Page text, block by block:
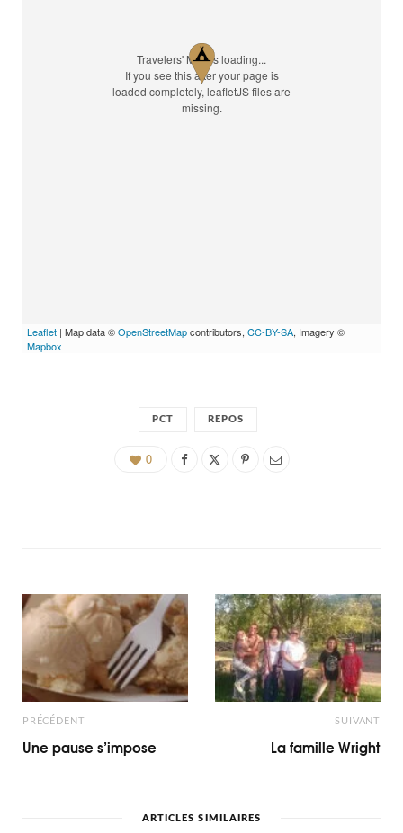
Travelers' Map is loading...
If you see this after your page is
loaded completely, leafletJS files are
missing.
Leaflet | Map data ©OpenStreetMapcontributors, CC-BY-SA, Imagery ©
Mapbox
PCT REPOS
0
PRÉCÉDENT
Une pause s’impose
SUIVANT
La famille Wright
ARTICLES SIMILAIRES